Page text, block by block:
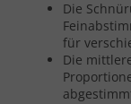
Die
für
Die